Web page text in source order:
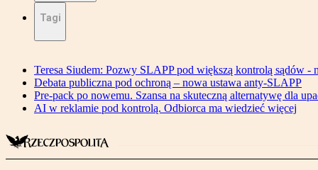
Tagi
Teresa Siudem: Pozwy SLAPP pod większą kontrolą sądów -
Debata publiczna pod ochroną – nowa ustawa anty-SLAPP
Pre-pack po nowemu. Szansa na skuteczną alternatywę dla
AI w reklamie pod kontrolą. Odbiorca ma wiedzieć więcej